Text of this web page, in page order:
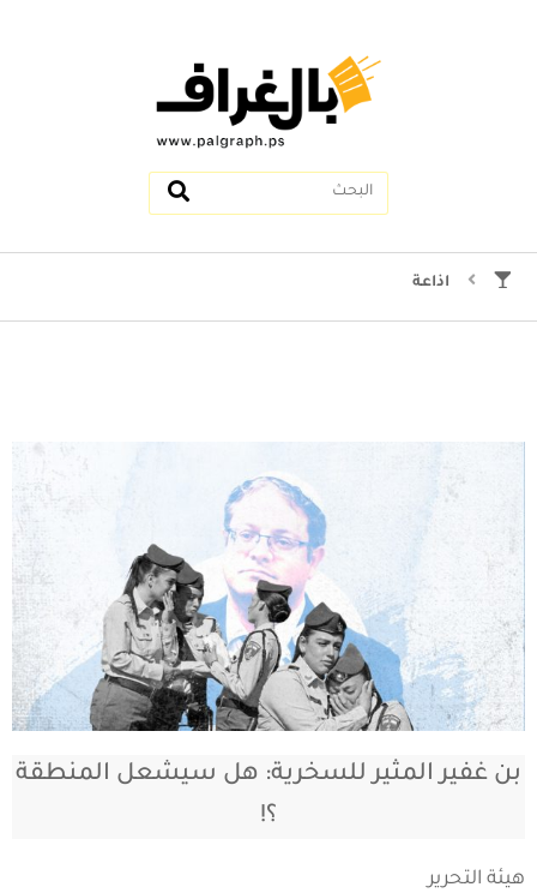
اذاعة
بن غفير المثير للسخرية: هل سيشعل المنطقة
؟!
هيئة التحرير